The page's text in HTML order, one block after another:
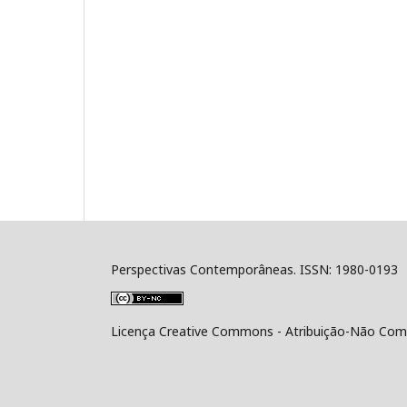
Perspectivas Contemporâneas. ISSN: 1980-0193
Licença Creative Commons - Atribuição-Não